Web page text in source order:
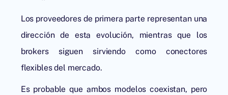
Los proveedores de primera parte representan una
dirección de esta evolución, mientras que los
brokers siguen sirviendo como conectores
flexibles del mercado.
Es probable que ambos modelos coexistan, pero